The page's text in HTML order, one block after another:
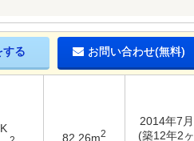
する お問い合わせ(無料)
82.26m2
2014年7月
(築12年2ヶ